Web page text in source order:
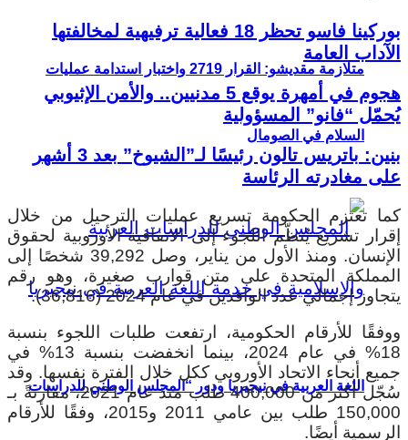
متلازمة مقديشو: القرار 2719 واختبار استدامة عمليات
السلام في الصومال
اللغة العربية في نيجيريا ودور “المجلس الوطني للدراسات
بوركينا فاسو تحظر 18 فعالية ترفيهية لمخالفتها
الآداب العامة
هجوم في أمهرة يوقع 5 مدنيين.. والأمن الإثيوبي
يُحمّل “فانو” المسؤولية
بنين: باتريس تالون رئيسًا لـ”الشيوخ” بعد 3 أشهر
على مغادرته الرئاسة
كما تعتزم الحكومة تسريع عمليات الترحيل من خلال
إقرار تشريع يُنظّم اللجوء إلى الاتفاقية الأوروبية لحقوق
الإنسان.
ومنذ الأول من يناير، وصل 39,292 شخصًا إلى
المملكة المتحدة على متن قوارب صغيرة، وهو رقم
يتجاوز إجمالي عدد الوافدين في عام 2024 (36,816).
ووفقًا للأرقام الحكومية، ارتفعت طلبات اللجوء بنسبة
18% في عام 2024، بينما انخفضت بنسبة 13% في
جميع أنحاء الاتحاد الأوروبي ككل خلال الفترة نفسها. وقد
سُجّل أكثر من 400,000 طلب منذ عام 2021، مقارنةً بـ
150,000 طلب بين عامي 2011 و2015، وفقًا للأرقام
الرسمية أيضًا.